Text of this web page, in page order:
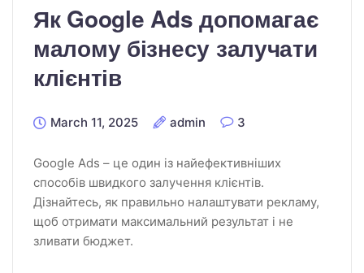
Як Google Ads допомагає
малому бізнесу залучати
клієнтів
March 11, 2025 admin 3
Google Ads – це один із найефективніших
способів швидкого залучення клієнтів.
Дізнайтесь, як правильно налаштувати рекламу,
щоб отримати максимальний результат і не
зливати бюджет.